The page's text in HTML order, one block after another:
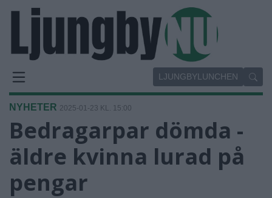
LJUNGBYLUNCHEN
NYHETER 2025-01-23 KL. 15:00
Bedragarpar dömda -
äldre kvinna lurad på
pengar